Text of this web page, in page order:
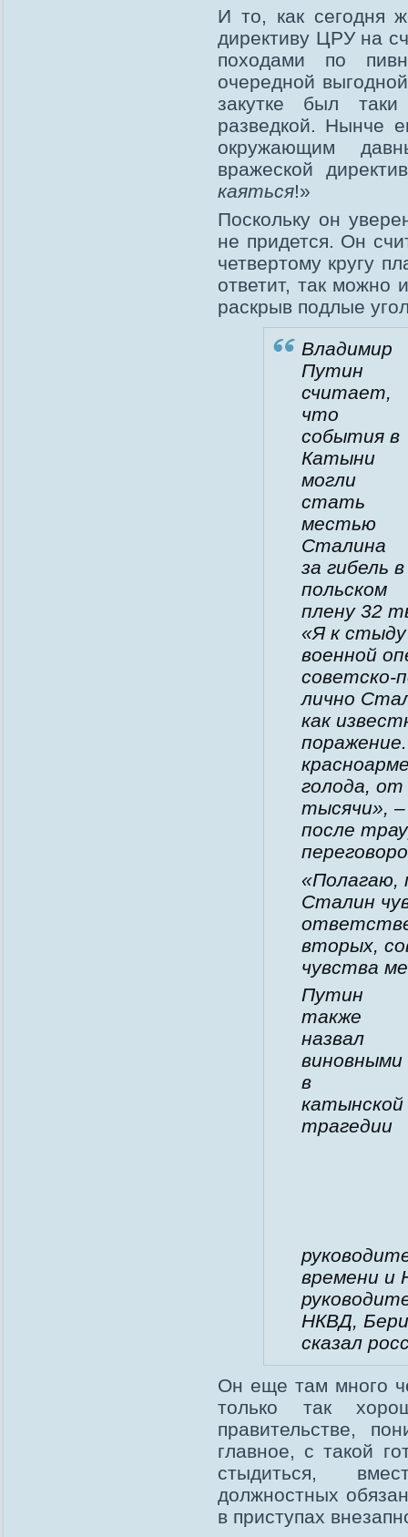
И то, как сегодня
директиву ЦРУ на
походами по
очередной
закутке был
разведкой. Нынче
окружающим
вражеской
каяться!»
Поскольку он
не придется. Он
четвертому кругу
ответит, так можно
раскрыв подлые
Владимир
Путин
считает,
что
события в
Катыни
могли
стать
местью
Сталина
за гибель в
польском
плену 32
«Я к стыду
военной
советско-
лично
как
голода, от
тысячи»,
после
«Полагаю,
Сталин
вторых,
чувства
Путин
также
назвал
виновными
в
катынской
трагедии
времени и
НКВД,
сказал
Он еще там много
только так
правительстве,
главное, с такой
стыдиться,
должностных
в приступах